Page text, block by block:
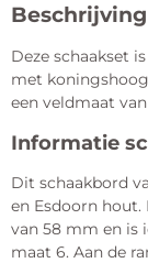
Beschrijving
Deze schaakset
met
een veldmaat
Informatie
Dit schaakbord
en Esdoorn
van 58 mm en is
maat 6. Aan de